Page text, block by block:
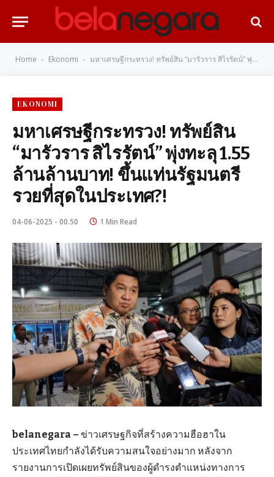
Home - Ekonomi - มหาเศรษฐีกระทรวง! ทรัพย์สิน “มารัวราร สิไรรัตน์” พุ่งทะลุ 1.55 ล้านล้านบาท! ขึ้นแท่นรัฐมนตรีรวยที่สุดในประเทศ?!
EKONOMI
มหาเศรษฐีกระทรวง! ทรัพย์สิน
“มารัวราร สิไรรัตน์” พุ่งทะลุ 1.55
ล้านล้านบาท! ขึ้นแท่นรัฐมนตรี
รวยที่สุดในประเทศ?!
04-06-2025 - 00.50 1 Min Read
belanegara – ข่าวเศรษฐกิจที่สร้างความฮือฮาใน
ประเทศไทยกำลังได้รับความสนใจอย่างมาก หลังจาก
รายงานการเปิดเผยทรัพย์สินของผู้ดำรงตำแหน่งทางการ